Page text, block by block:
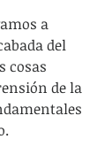
a
del
cosas
de la